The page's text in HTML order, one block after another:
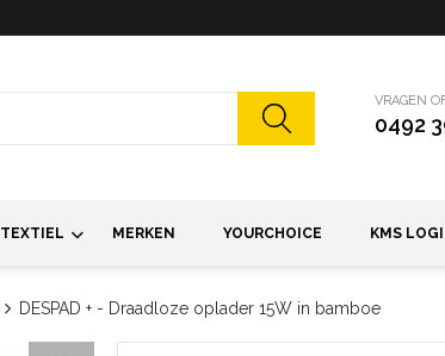
VRAGEN
0492
TEXTIEL MERKEN YOURCHOICE KMS
DESPAD + - Draadloze oplader 15W in bamboe